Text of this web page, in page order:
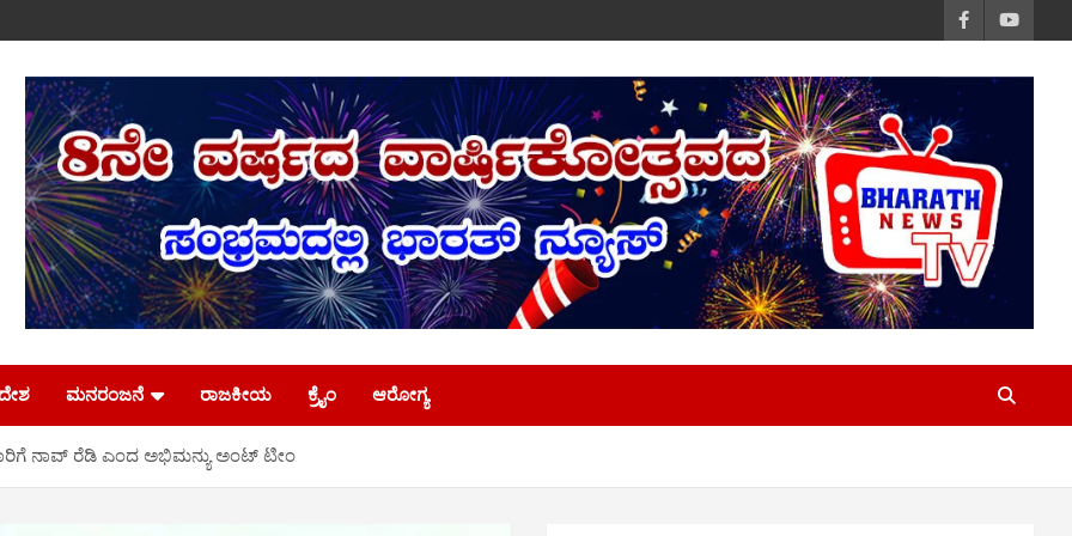
ಮನರಂಜನೆ ರಾಜಕೀಯ ಕ್ರೈಂ ಆರೋಗ್ಯ
ನಾವ್ ರೆಡಿ ಎಂದ ಅಭಿಮನ್ಯು ಅಂಟ್ ಟೀಂ